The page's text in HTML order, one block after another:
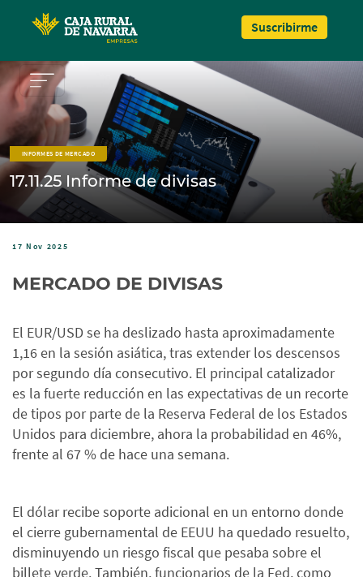
Suscribirme
INFORMES DE MERCADO
17.11.25 Informe de divisas
17 Nov 2025
MERCADO DE DIVISAS
El EUR/USD se ha deslizado hasta aproximadamente
1,16 en la sesión asiática, tras extender los descensos
por segundo día consecutivo. El principal catalizador
es la fuerte reducción en las expectativas de un recorte
de tipos por parte de la Reserva Federal de los Estados
Unidos para diciembre, ahora la probabilidad en 46%,
frente al 67 % de hace una semana.
El dólar recibe soporte adicional en un entorno donde
el cierre gubernamental de EEUU ha quedado resuelto,
disminuyendo un riesgo fiscal que pesaba sobre el
billete verde. También, funcionarios de la Fed, como